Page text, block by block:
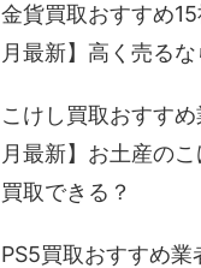
金貨買取おすすめ
月最新】高く売る
こけし買取おすす
月最新】お土産の
買取できる？
PS5買取おすすめ